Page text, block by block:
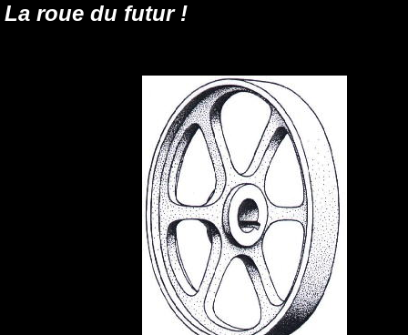
La roue du futur !